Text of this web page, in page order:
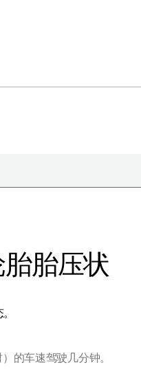
胎压状
的车速驾驶几分钟。